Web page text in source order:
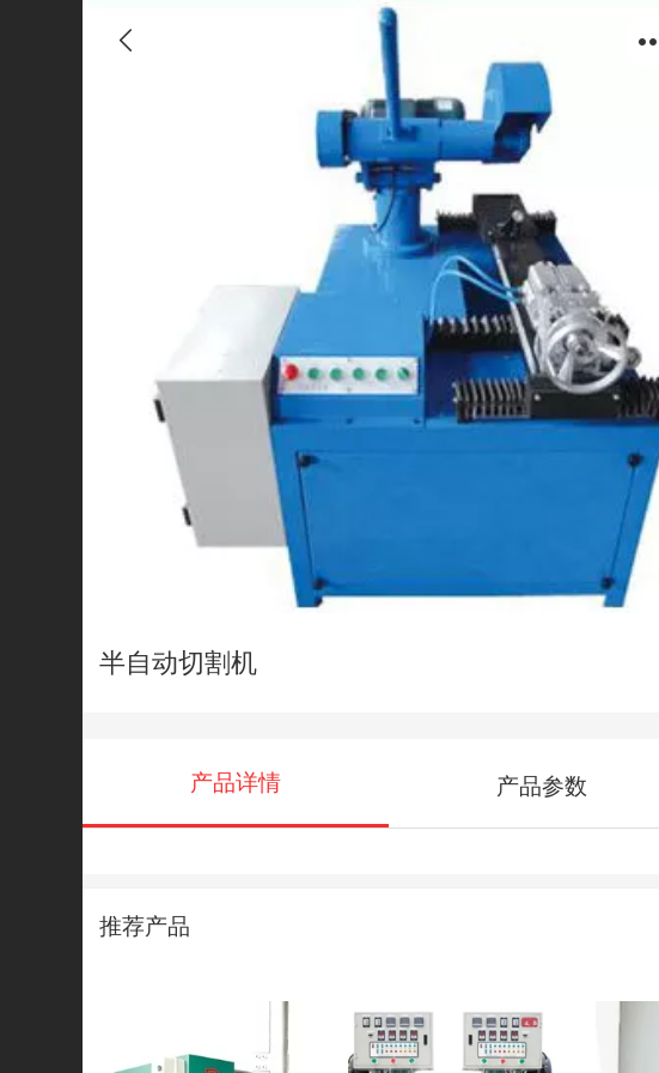
半自动切割机
产品详情 产品参数
推荐产品